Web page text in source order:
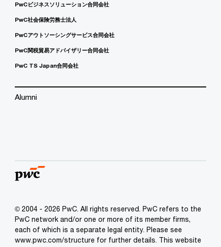
PwCビジネスソリューション合同会社
PwC社会保険労務士法人
PwCアウトソーシングサービス合同会社
PwC関税貿易アドバイザリー合同会社
PwC TS Japan合同会社
Alumni
© 2004 - 2026 PwC. All rights reserved. PwC refers to the
PwC network and/or one or more of its member firms,
each of which is a separate legal entity. Please see
www.pwc.com/structure for further details. This website